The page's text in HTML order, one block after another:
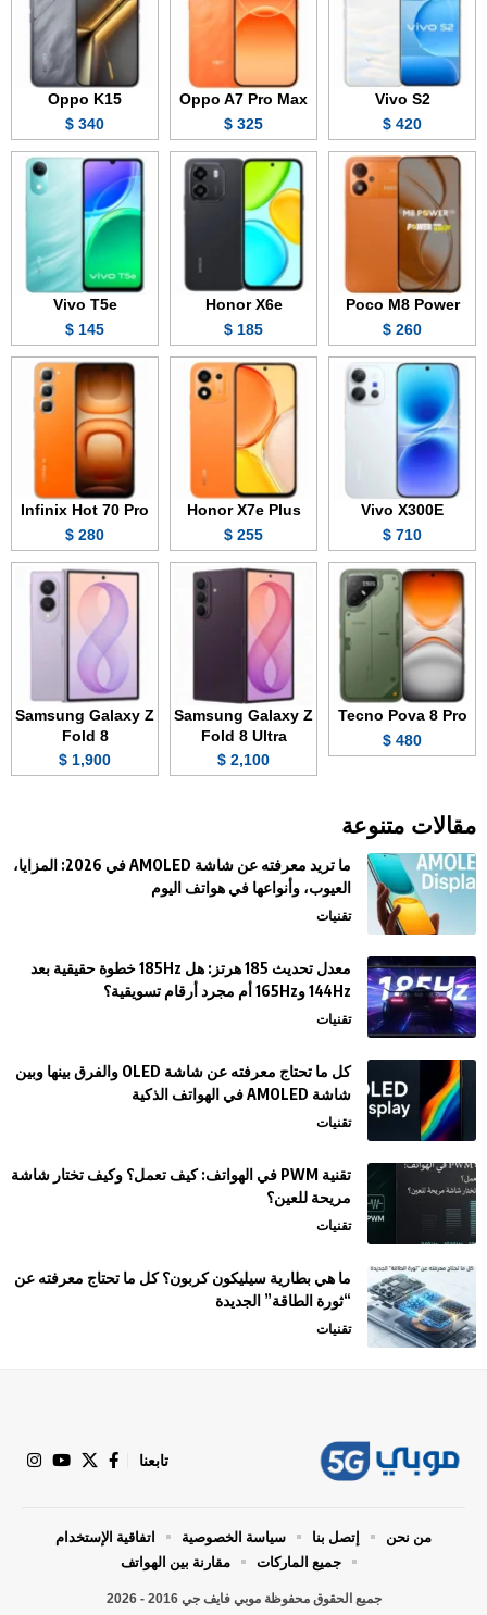
Vivo S2
420 $
Oppo A7 Pro Max
325 $
Oppo K15
340 $
Poco M8 Power
260 $
Honor X6e
185 $
Vivo T5e
145 $
Vivo X300E
710 $
Honor X7e Plus
255 $
Infinix Hot 70 Pro
280 $
Tecno Pova 8 Pro
480 $
Samsung Galaxy Z
Fold 8 Ultra
2,100 $
Samsung Galaxy Z
Fold 8
1,900 $
مقالات متنوعة
ما تريد معرفته عن شاشة AMOLED في 2026: المزايا،
العيوب، وأنواعها في هواتف اليوم
تقنيات
معدل تحديث 185 هرتز: هل 185Hz خطوة حقيقية بعد
144Hz و165Hz أم مجرد أرقام تسويقية؟
تقنيات
كل ما تحتاج معرفته عن شاشة OLED والفرق بينها وبين
شاشة AMOLED في الهواتف الذكية
تقنيات
تقنية PWM في الهواتف: كيف تعمل؟ وكيف تختار شاشة
مريحة للعين؟
تقنيات
ما هي بطارية سيليكون كربون؟ كل ما تحتاج معرفته عن
“ثورة الطاقة” الجديدة
تقنيات
تابعنا
جميع الحقوق محفوظة موبي فايف جي 2016 - 2026
من نحن إتصل بنا سياسة الخصوصية
اتفاقية الإستخدام
جميع الماركات
مقارنة بين الهواتف